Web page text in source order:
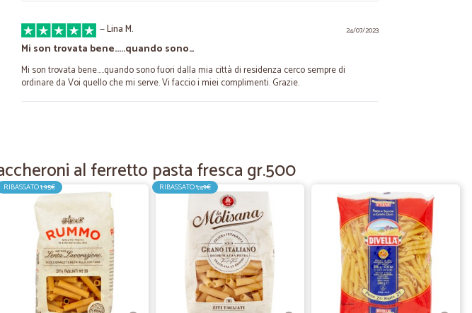
24/07/2023
—Lina M.
Mi son trovata bene.....quando sono…
Mi son trovata bene.....quando sono fuori dalla mia città di residenza cerco sempre di
ordinare da Voi quello che mi serve. Vi faccio i miei complimenti. Grazie.
La merce è venuta molto veloce...era tutto ottimo
14/07/2020
Negozio davvero ottimo e affidabile
Negozio davvero ottimo e affidabile. Acquistati dei prodotti e arrivati in pochissimo tempo.
30/05/2020
— Ivana M.
al ferretto pasta fresca gr.500
RIBASSATO1,95€ RIBASSATO1,49€